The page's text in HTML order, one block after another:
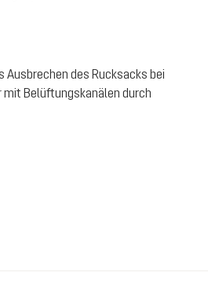
des Rucksacks bei
mit Belüftungskanälen durch